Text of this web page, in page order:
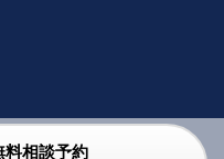
料相談予約